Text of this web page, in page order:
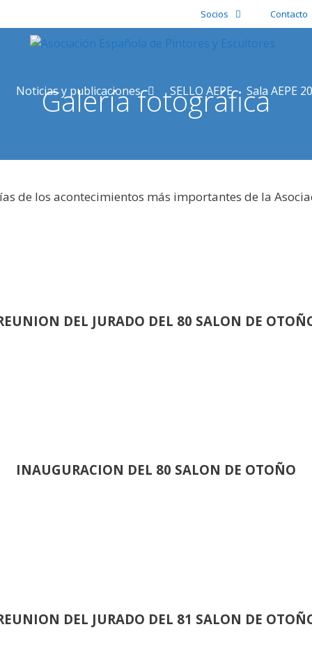
Socios Contacto
Noticias y publicaciones SELLO AEPE Sala AEPE
Galería fotográfica
de los acontecimientos más importantes de la
DEL JURADO DEL 80 SALON DE
INAUGURACION DEL 80 SALON DE OTOÑO
DEL JURADO DEL 81 SALON DE